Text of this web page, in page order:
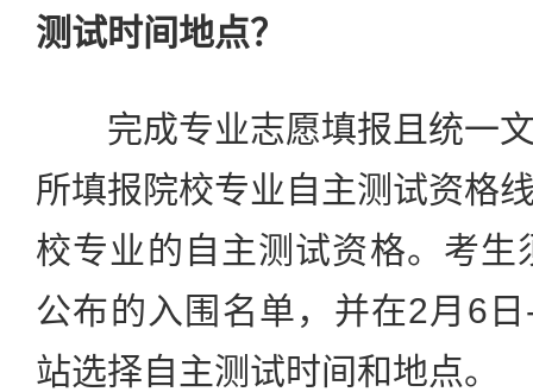
测试时间地点？
完成专业志愿填报且统一文
所填报院校专业自主测试资格
校专业的自主测试资格。考
公布的入围名单，并在2月6
站选择自主测试时间和地点。